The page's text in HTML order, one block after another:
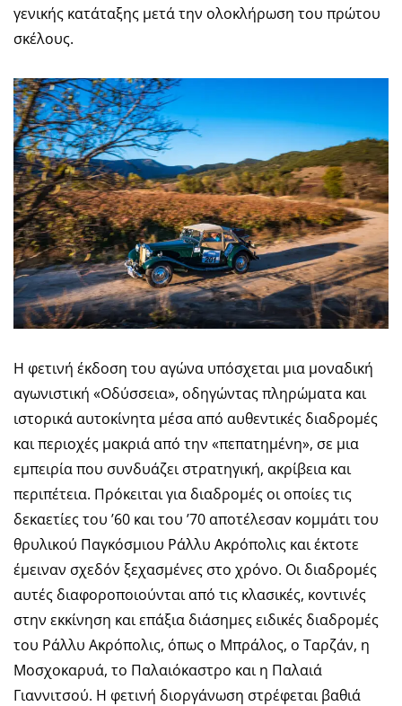
γενικής κατάταξης μετά την ολοκλήρωση του πρώτου
σκέλους.
Η φετινή έκδοση του αγώνα υπόσχεται μια μοναδική
αγωνιστική «Οδύσσεια», οδηγώντας πληρώματα και
ιστορικά αυτοκίνητα μέσα από αυθεντικές διαδρομές
και περιοχές μακριά από την «πεπατημένη», σε μια
εμπειρία που συνδυάζει στρατηγική, ακρίβεια και
περιπέτεια. Πρόκειται για διαδρομές οι οποίες τις
δεκαετίες του ’60 και του ’70 αποτέλεσαν κομμάτι του
θρυλικού Παγκόσμιου Ράλλυ Ακρόπολις και έκτοτε
έμειναν σχεδόν ξεχασμένες στο χρόνο. Οι διαδρομές
αυτές διαφοροποιούνται από τις κλασικές, κοντινές
στην εκκίνηση και επάξια διάσημες ειδικές διαδρομές
του Ράλλυ Ακρόπολις, όπως ο Μπράλος, ο Ταρζάν, η
Μοσχοκαρυά, το Παλαιόκαστρο και η Παλαιά
Γιαννιτσού. Η φετινή διοργάνωση στρέφεται βαθιά